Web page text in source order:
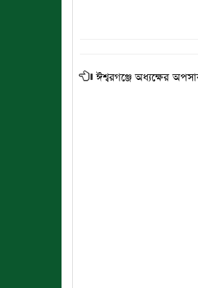
ঈশ্বরগঞ্জে অধ্যক্ষের